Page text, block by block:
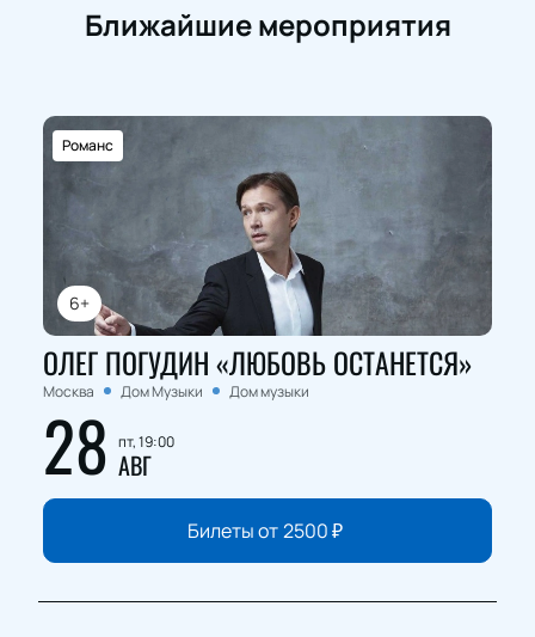
Ближайшие мероприятия
6+
Романс
ОЛЕГ ПОГУДИН «ЛЮБОВЬ ОСТАНЕТСЯ»
Москва Дом Музыки Дом музыки
28 пт, 19:00
АВГ
Билеты от2500₽